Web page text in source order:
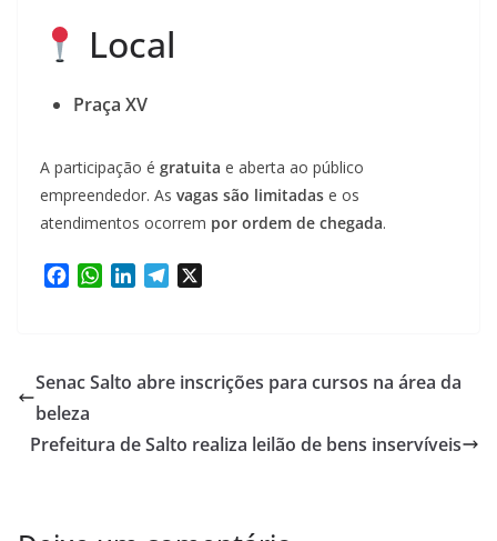
Local
Praça XV
A participação é gratuita e aberta ao público
empreendedor. As vagas são limitadas e os
atendimentos ocorrem por ordem de chegada.
b
o
o
k
W
s
A
p
e
d
n
g
r
m
Senac Salto abre inscrições para cursos na área da
beleza
Prefeitura de Salto realiza leilão de bens inservíveis